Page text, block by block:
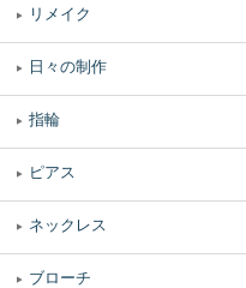
リメイク
日々の制作
指輪
ピアス
ネックレス
ブローチ